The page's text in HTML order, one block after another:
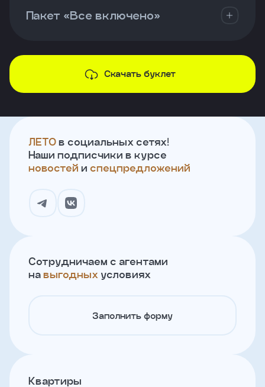
Пакет «Все включено»
Скачать буклет
ЛЕТО в социальных сетях!
Наши подписчики в курсе
новостей и спецпредложений
Сотрудничаем с агентами
на выгодных условиях
Заполнить форму
Квартиры